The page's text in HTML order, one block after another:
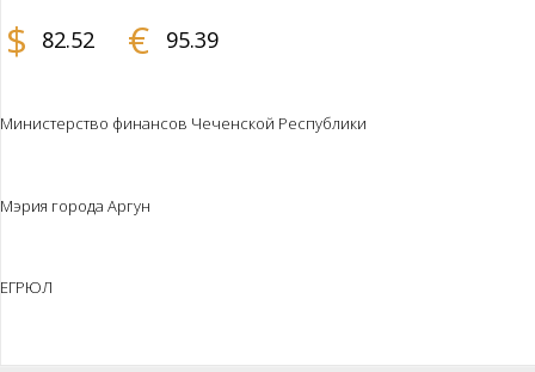
$ 82.52 € 95.39
Министерство финансов Чеченской Республики
Мэрия города Аргун
ЕГРЮЛ